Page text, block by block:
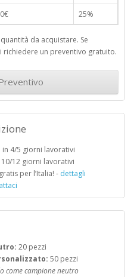
25%
da acquistare. Se
un preventivo gratuito.
4/5 giorni lavorativi
12 giorni lavorativi
per l’Italia! - dettagli
20 pezzi
50 pezzi
come campione neutro